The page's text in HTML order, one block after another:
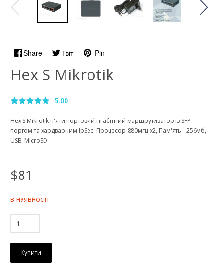
Share Твіт Pin
Hex S Mikrotik
5.00
Hex S Mikrotik п'яти портовий гігабітний маршрутизатор із SFP
портом та хардварним IpSec. Процесор-880мгц х2, Пам'ять - 256мб,
USB, MicroSD
$81
в наявності
Купити